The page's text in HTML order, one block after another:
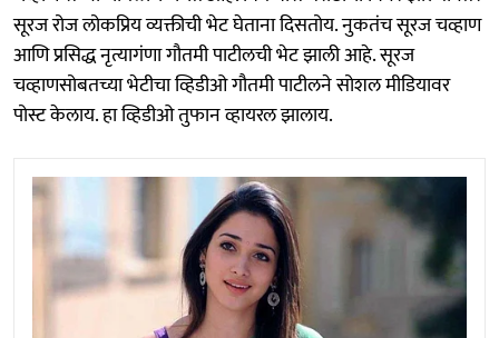
सूरज रोज लोकप्रिय व्यक्तीची भेट घेताना दिसतोय. नुकतंच सूरज चव्हाण
आणि प्रसिद्ध नृत्यागंणा गौतमी पाटीलची भेट झाली आहे. सूरज
चव्हाणसोबतच्या भेटीचा व्हिडीओ गौतमी पाटीलने सोशल मीडियावर
पोस्ट केलाय. हा व्हिडीओ तुफान व्हायरल झालाय.